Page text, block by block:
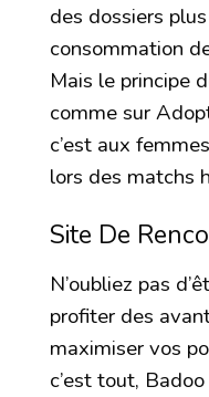
des dossiers
consommation
Mais le principe
comme sur
c’est aux
lors des matchs
Site De
N’oubliez pas
profiter des
maximiser vos
c’est tout,